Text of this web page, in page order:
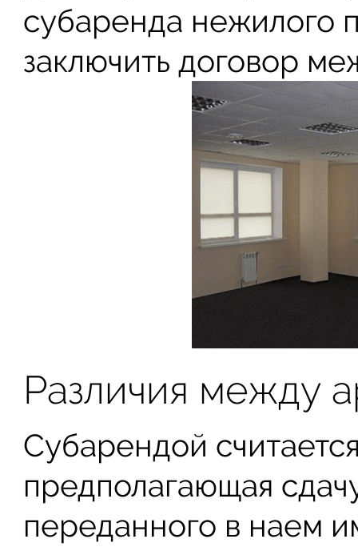
субаренда нежилого
заключить договор
Различия между
Субарендой
предполагающая
переданного в наем